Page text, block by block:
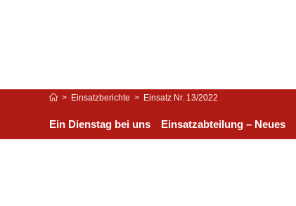
> Einsatzberichte > Einsatz Nr. 13/2022
Ein Dienstag bei uns Einsatzabteilung – Neues